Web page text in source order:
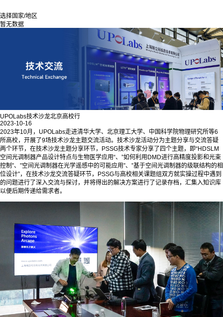
选择国家/地区
暂无数据
UPOLabs技术沙龙北京高校行
2023-10-16
2023年10月，UPOLabs走进清华大学、北京理工大学、中国科学院物理研究所等6
所高校，开展了9场技术沙龙主题交流活动。技术沙龙活动分为主题分享与交流答疑
两个环节，在技术沙龙主题分享环节，PSSG技术专家分享了四个主题，即“HDSLM
空间光调制器产品设计特点与生物医学应用“、”如何利用DMD进行高精度投影和光束
控制”、”空间光调制器在光学遥感中的可能应用”、”基于空间光调制器的级联结构的相
位设计”，在技术沙龙交流答疑环节，PSSG与高校相关课题组双方就实操过程中遇到
的问题进行了深入交流与探讨，并将得出的解决方案进行了记录存档，汇集入知识库
以便后期传递给需求者。